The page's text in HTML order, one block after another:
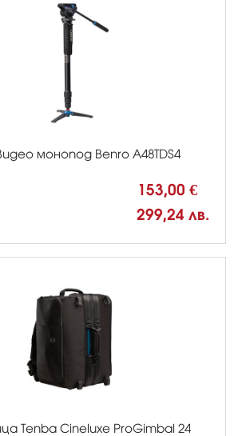
монопод Benro A48TDS4
153,00 €
299,24 лв.
Tenba Cineluxe ProGimbal 24